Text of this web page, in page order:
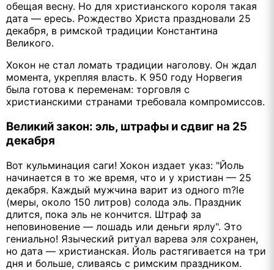
обещая весну. Но для христианского короля такая
дата — ересь. Рождество Христа праздновали 25
декабря, в римской традиции Константина
Великого.
Хокон не стал ломать традиции наголову. Он ждал
момента, укрепляя власть. К 950 году Норвегия
была готова к переменам: торговля с
христианскими странами требовала компромиссов.
Великий закон: эль, штрафы и сдвиг на 25
декабря
Вот кульминация саги! Хокон издает указ: "Йоль
начинается в то же время, что и у христиан — 25
декабря. Каждый мужчина варит из одного m?le
(меры, около 150 литров) солода эль. Праздник
длится, пока эль не кончится. Штраф за
неповиновение — лошадь или деньги ярлу". Это
гениально! Языческий ритуал варева эля сохранен,
но дата — христианская. Йоль растягивается на три
дня и больше, сливаясь с римским праздником.